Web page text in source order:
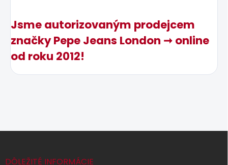
Jsme autorizovaným prodejcem
značky Pepe Jeans London ➞ online
od roku 2012!
pDÔLEŽITÉ INFORMÁCIE